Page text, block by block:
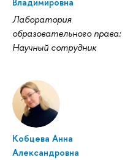
Лаборатория
образовательного права:
Научный сотрудник
Кобцева Анна
Александровна